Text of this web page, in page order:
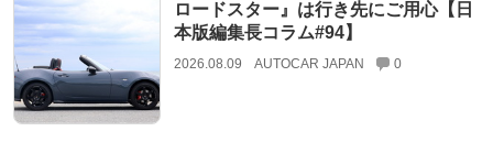
ロードスター』は行き先にご用心【日
本版編集長コラム#94】
2026.08.09 AUTOCAR JAPAN 0